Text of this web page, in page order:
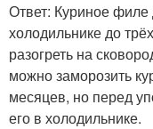
Ответ: Куриное
холодильнике до
разогреть на
можно заморозить
месяцев, но перед
его в холодильнике.